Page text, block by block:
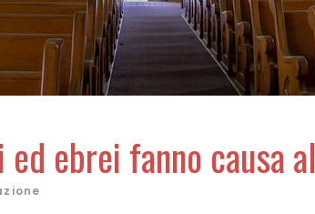
ebrei fanno causa